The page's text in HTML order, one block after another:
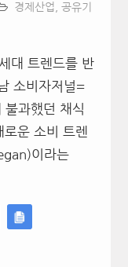
경제산업 공유기
대 트렌드를 반
소비자저널=
불과했던 채식
운 소비 트렌
이라는